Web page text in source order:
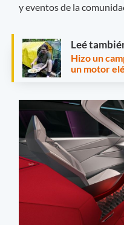
y eventos de la
Leé
Hizo un
un motor